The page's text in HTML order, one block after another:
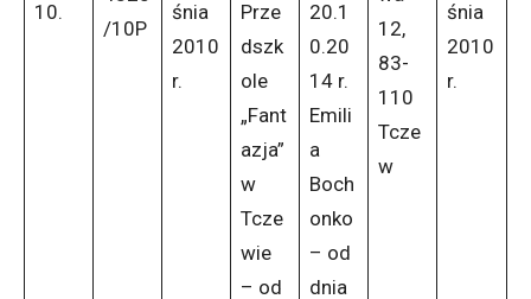
10.
/10P
śnia
2010
r.
Prze
dszk
ole
„Fant
azja”
w
Tcze
wie
– od
20.1
0.20
14 r.
Emili
a
Boch
onko
– od
dnia
12,
83-
110
Tcze
w
śnia
2010
r.